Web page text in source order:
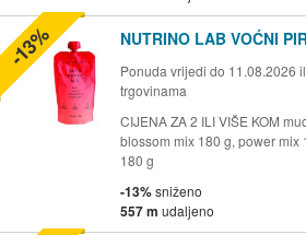
NUTRINO LAB VOĆNI
Ponuda vrijedi do 11.08.2026
trgovinama
CIJENA ZA 2 ILI VIŠE KOM
blossom mix 180 g, power mix
180 g
-13%sniženo
557 m udaljeno
-13%